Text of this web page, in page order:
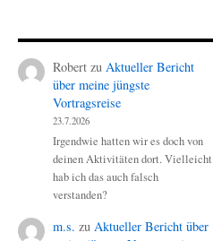
Robert zu Aktueller Bericht
über meine jüngste
Vortragsreise
23.7.2026
Irgendwie hatten wir es doch von
deinen Aktivitäten dort. Vielleicht
hab ich das auch falsch
verstanden?
m.s. zu Aktueller Bericht über